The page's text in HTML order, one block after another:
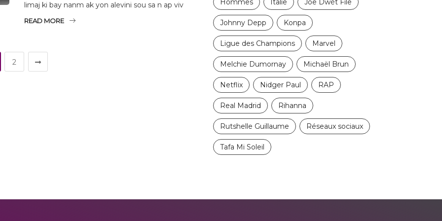
limaj ki bay nanm ak yon alevini sou sa n ap viv
READ MORE
2
Hommes Italie Joe Dwèt File
Johnny Depp Konpa
Ligue des Champions Marvel
Melchie Dumornay Michaël Brun
Netflix Nidger Paul RAP
Real Madrid Rihanna
Rutshelle Guillaume Réseaux sociaux
Tafa Mi Soleil